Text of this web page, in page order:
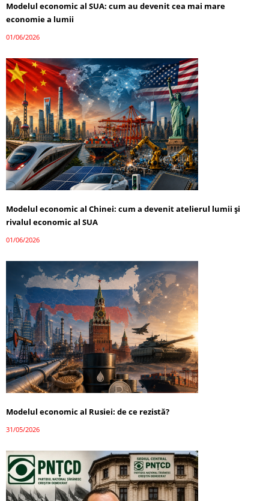
Modelul economic al SUA: cum au devenit cea mai mare
economie a lumii
01/06/2026
Modelul economic al Chinei: cum a devenit atelierul lumii și
rivalul economic al SUA
01/06/2026
Modelul economic al Rusiei: de ce rezistă?
31/05/2026